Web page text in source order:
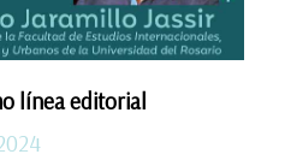
línea editorial